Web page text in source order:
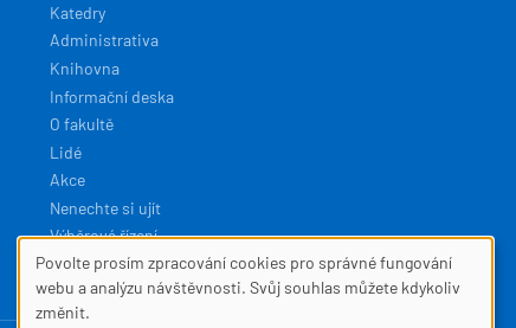
Katedry
Administrativa
Knihovna
Informační deska
O fakultě
Lidé
Akce
Nenechte si ujít
Výběrová řízení
Developed bySquelle
SOUBORY
Povolte prosím zpracování cookies pro správné fungování
webu a analýzu návštěvnosti. Svůj souhlas můžete kdykoliv
změnit.